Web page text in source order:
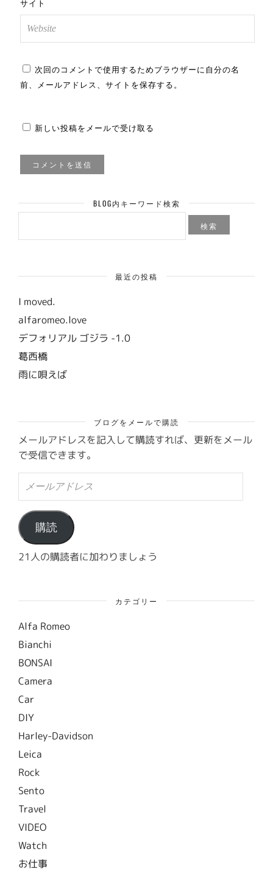
サイト
次回のコメントで使用するためブラウザーに自分の名
前、メールアドレス、サイトを保存する。
新しい投稿をメールで受け取る
BLOG内キーワード検索
検
最近の投稿
I moved.
alfaromeo.love
デフォリアル ゴジラ -1.0
葛西橋
雨に唄えば
ブログをメールで購読
メールアドレスを記入して購読すれば、更新をメール
で受信できます。
ル
ア
ド
レ
ス
購読
21人の購読者に加わりましょう
カテゴリー
Alfa Romeo
Bianchi
BONSAI
Camera
Car
DIY
Harley-Davidson
Leica
Rock
Sento
Travel
VIDEO
Watch
お仕事